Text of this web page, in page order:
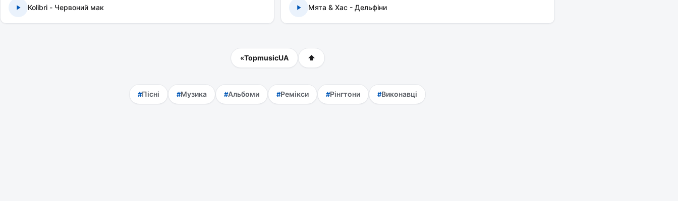
Kolibri - Червоний мак Мята & Хас - Дельфіни
«TopmusicUA ⬆
Пісні Музика Альбоми Ремікси Рінгтони Виконавці